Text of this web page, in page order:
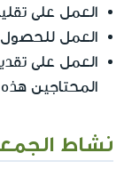
العمل على
العمل للحصول
العمل على
المحتاجين
نشاط